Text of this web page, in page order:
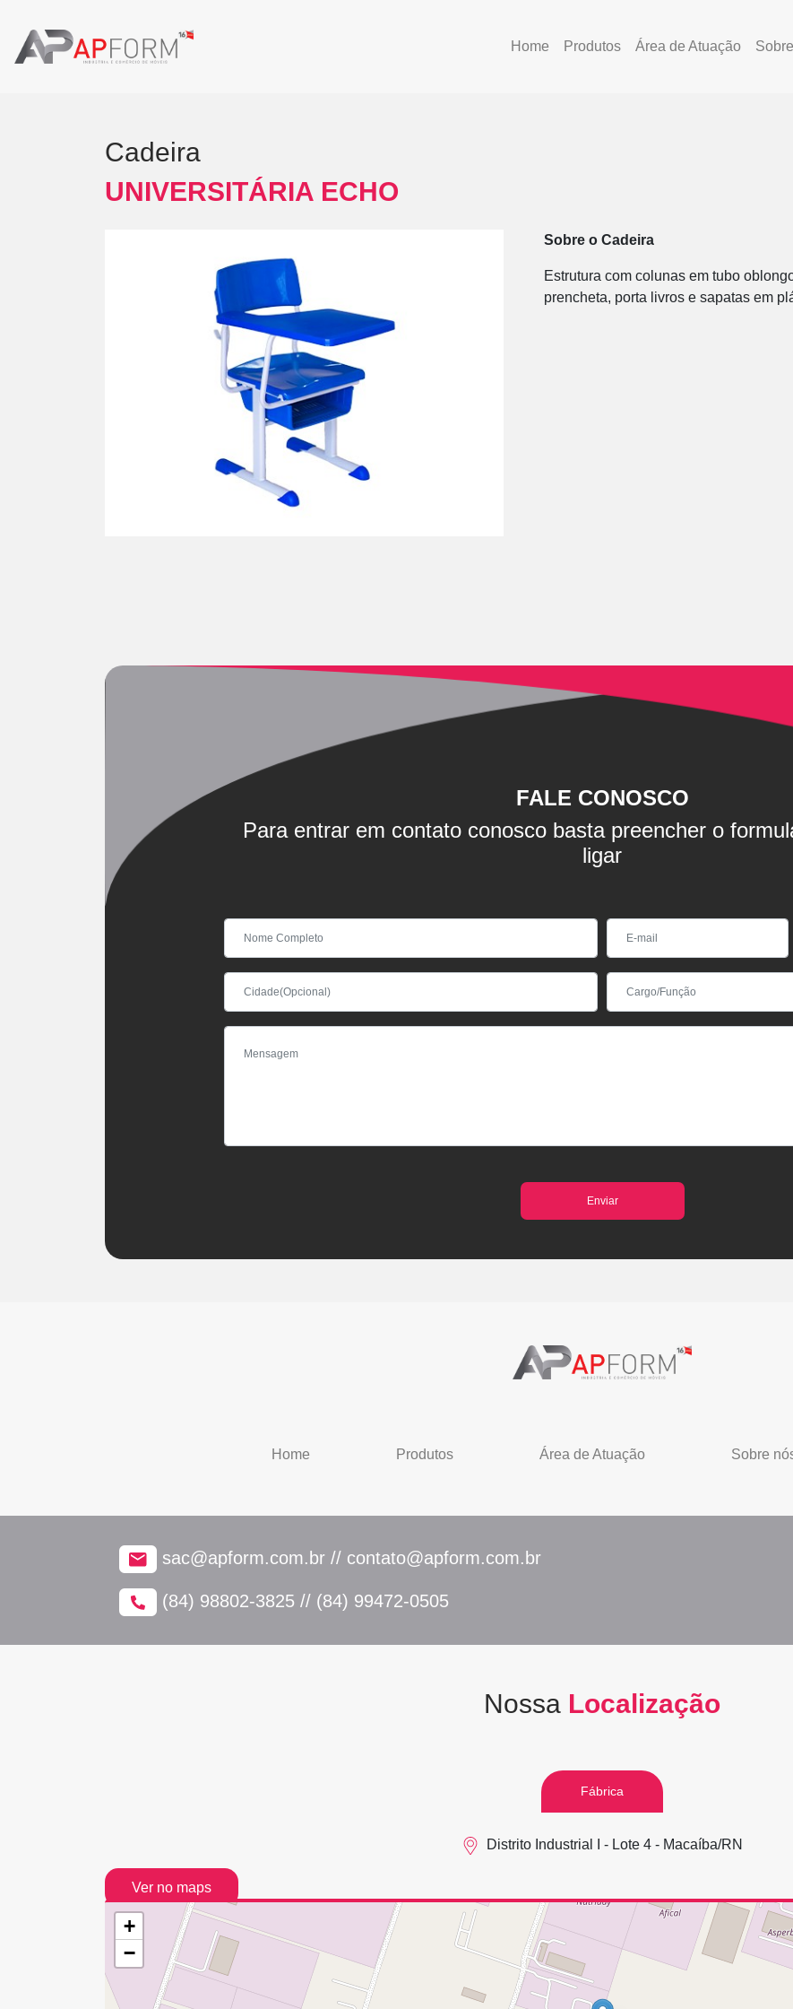
Home Produtos Área de Atuação
Cadeira
UNIVERSITÁRIA ECHO
Sobre o Cadeira
Estrutura com colunas em tubo
prencheta, porta livros e sapatas em
FALE CONOSCO
Para entrar em contato conosco basta preencher o
ligar
Enviar
Home Produtos Área de Atuação Sobre
sac@apform.com.br // contato@apform.com.br
(84) 98802-3825 // (84) 99472-0505
Nossa Localização
Fábrica
Distrito Industrial I - Lote 4 - Macaíba/RN
Ver no maps
+
−